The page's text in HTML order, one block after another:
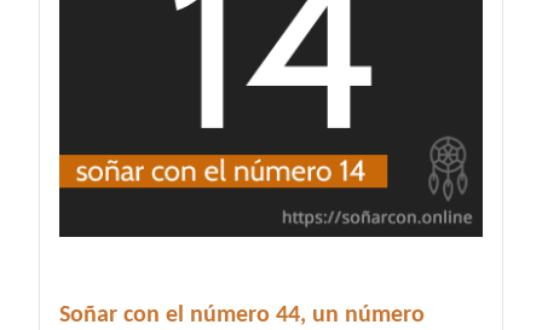
Soñar con el número 44, un número